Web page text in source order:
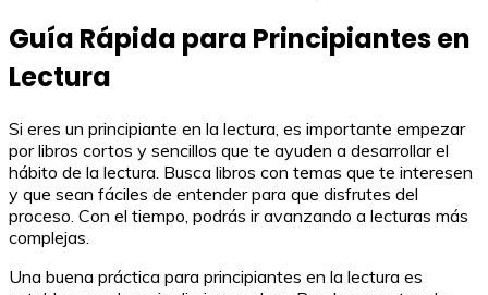
Guía Rápida para Principiantes en
Lectura
Si eres un principiante en la lectura, es importante empezar
por libros cortos y sencillos que te ayuden a desarrollar el
hábito de la lectura. Busca libros con temas que te interesen
y que sean fáciles de entender para que disfrutes del
proceso. Con el tiempo, podrás ir avanzando a lecturas más
complejas.
Una buena práctica para principiantes en la lectura es